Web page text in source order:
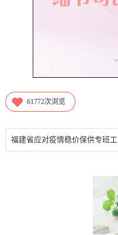
61772次浏览